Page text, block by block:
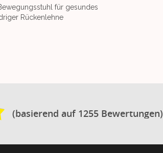
für gesundes
Rückenlehne
(basierend auf 1255 Bewertungen)